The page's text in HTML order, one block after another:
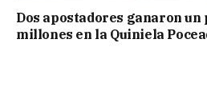
Dos apostadores ganaron un
millones en la Quiniela